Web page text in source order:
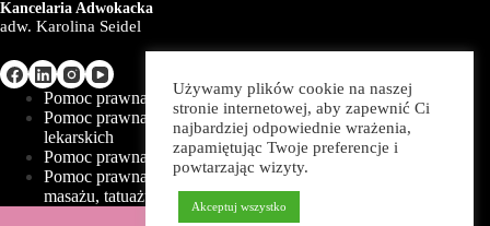
Kancelaria Adwokacka
adw. Karolina Seidel
Pomoc prawna dla pacjentów
Pomoc prawna dla gabinetów i prywatnych przychodni
lekarskich
Pomoc prawna dla klinik medycyny estetycznej
Pomoc prawna dla gabinetów kosmetycznych, salonów
masażu, tatuażu i SPA
Używamy plików cookie na naszej
stronie internetowej, aby zapewnić Ci
najbardziej odpowiednie wrażenia,
zapamiętując Twoje preferencje i
powtarzając wizyty.
Akceptuj wszystko